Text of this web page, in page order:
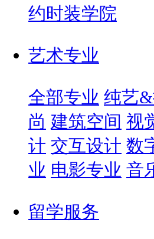
约时装学院
艺术专业
全部专业 纯艺
尚 建筑空间 视
计 交互设计 数
业 电影专业 音
留学服务